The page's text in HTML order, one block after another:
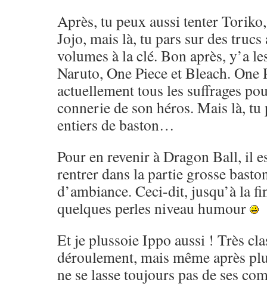
Après, tu peux aussi tenter
Jojo, mais là, tu pars sur des trucs
volumes à la clé. Bon après, y’a
Naruto, One Piece et Bleach. One
actuellement tous les suffrages
connerie de son héros. Mais là,
entiers de baston…
Pour en revenir à Dragon Ball, il
rentrer dans la partie grosse
d’ambiance. Ceci-dit, jusqu’à la
quelques perles niveau humour
Et je plussoie Ippo aussi ! Très
déroulement, mais même après
ne se lasse toujours pas de ses